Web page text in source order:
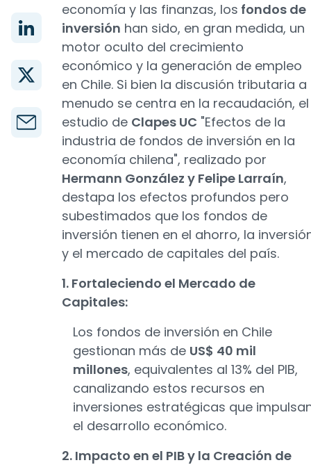
economía y las finanzas, los fondos de
inversión han sido, en gran medida, un
motor oculto del crecimiento
económico y la generación de empleo
en Chile. Si bien la discusión tributaria a
menudo se centra en la recaudación, el
estudio de Clapes UC "Efectos de la
industria de fondos de inversión en la
economía chilena", realizado por
Hermann González y Felipe Larraín,
destapa los efectos profundos pero
subestimados que los fondos de
inversión tienen en el ahorro, la
y el mercado de capitales del país.
1. Fortaleciendo el Mercado de
Capitales:
Los fondos de inversión en Chile
gestionan más de US$ 40 mil
millones, equivalentes al 13% del PIB,
canalizando estos recursos en
inversiones estratégicas que
el desarrollo económico.
2. Impacto en el PIB y la Creación de